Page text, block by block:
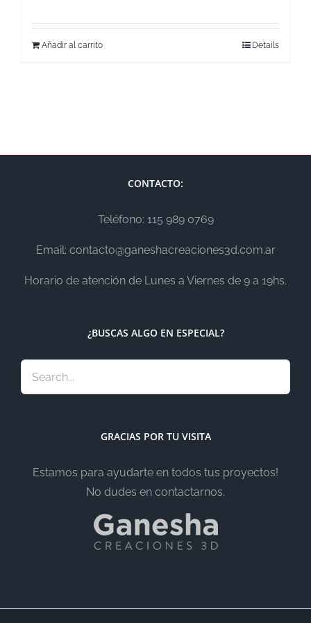
Añadir al carrito Details
CONTACTO:
Teléfono: 115 989 0769
Email: contacto@ganeshacreaciones3d.com.ar
Horario de atención de Lunes a Viernes de 9 a 19hs.
¿BUSCAS ALGO EN ESPECIAL?
GRACIAS POR TU VISITA
Estamos para ayudarte en todos tus proyectos!
No dudes en contactarnos.